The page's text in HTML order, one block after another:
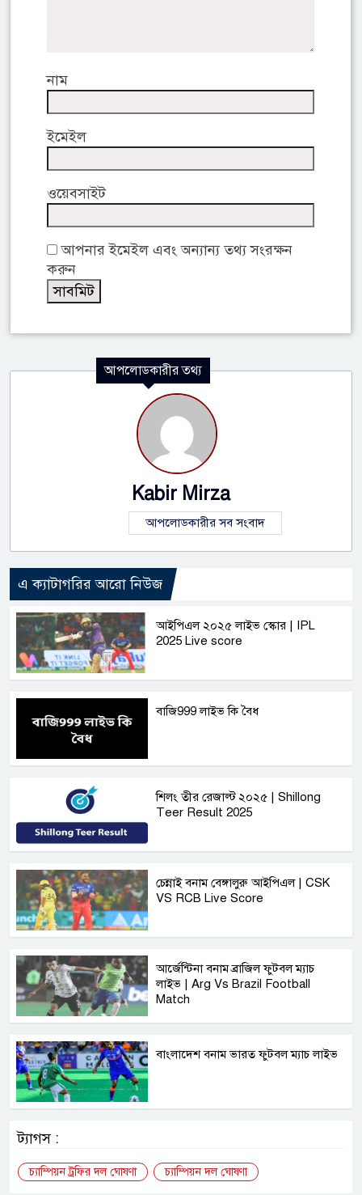
নাম
ইমেইল
ওয়েবসাইট
আপনার ইমেইল এবং অন্যান্য তথ্য সংরক্ষন
করুন
আপলোডকারীর তথ্য
Kabir Mirza
আপলোডকারীর সব সংবাদ
এ ক্যাটাগরির আরো নিউজ
আইপিএল ২০২৫ লাইভ স্কোর | IPL
2025 Live score
বাজি999 লাইভ কি বৈধ
শিলং তীর রেজাল্ট ২০২৫ | Shillong
Teer Result 2025
চেন্নাই বনাম বেঙ্গালুরু আইপিএল | CSK
VS RCB Live Score
আর্জেন্টিনা বনাম ব্রাজিল ফুটবল ম্যাচ
লাইভ | Arg Vs Brazil Football
Match
বাংলাদেশ বনাম ভারত ফুটবল ম্যাচ লাইভ
ট্যাগস :
চ্যাম্পিয়ন ট্রফির দল ঘোষণা চ্যাম্পিয়ন দল ঘোষণা